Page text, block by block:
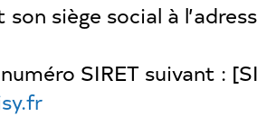
siège social à
SIRET suivant :